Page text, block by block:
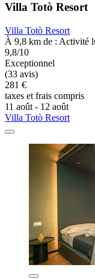
Villa Totò Resort
Villa Totò Resort
À 9,8 km de : Activité
9,8/10
Exceptionnel
(33 avis)
281 €
taxes et frais compris
11 août - 12 août
Villa Totò Resort